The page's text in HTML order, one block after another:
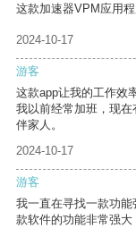
这款加速器VPM应用
2024-10-17
游客
这款app让我的工作效
我以前经常加班，现
伴家人。
2024-10-17
游客
我一直在寻找一款功
款软件的功能非常强